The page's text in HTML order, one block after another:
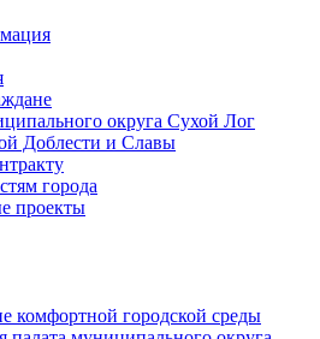
округа Сухой Лог
Доблести и Славы
города
проекты
комфортной городской среды